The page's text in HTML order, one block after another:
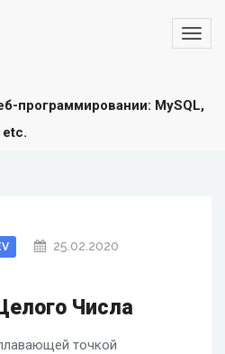
программировании: MySQL,
etc.
25.02.2020
Числа
точкой